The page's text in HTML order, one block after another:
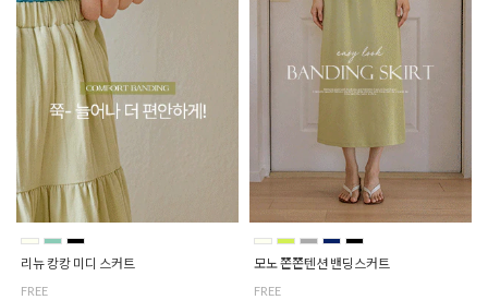
리뉴 캉캉 미디 스커트
FREE
모노 쫀쫀텐션 밴딩스커트
FREE